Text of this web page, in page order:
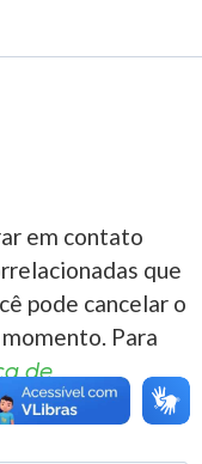
em contato
que
pode cancelar o
Para
de